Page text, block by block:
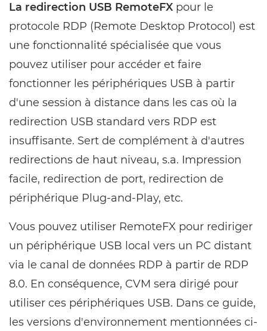
La redirection USB RemoteFX pour le
protocole RDP (Remote Desktop Protocol) est
une fonctionnalité spécialisée que vous
pouvez utiliser pour accéder et faire
fonctionner les périphériques USB à partir
d'une session à distance dans les cas où la
redirection USB standard vers RDP est
insuffisante. Sert de complément à d'autres
redirections de haut niveau, s.a. Impression
facile, redirection de port, redirection de
périphérique Plug-and-Play, etc.
Vous pouvez utiliser RemoteFX pour rediriger
un périphérique USB local vers un PC distant
via le canal de données RDP à partir de RDP
8.0. En conséquence, CVM sera dirigé pour
utiliser ces périphériques USB. Dans ce guide,
les versions d'environnement mentionnées ci-